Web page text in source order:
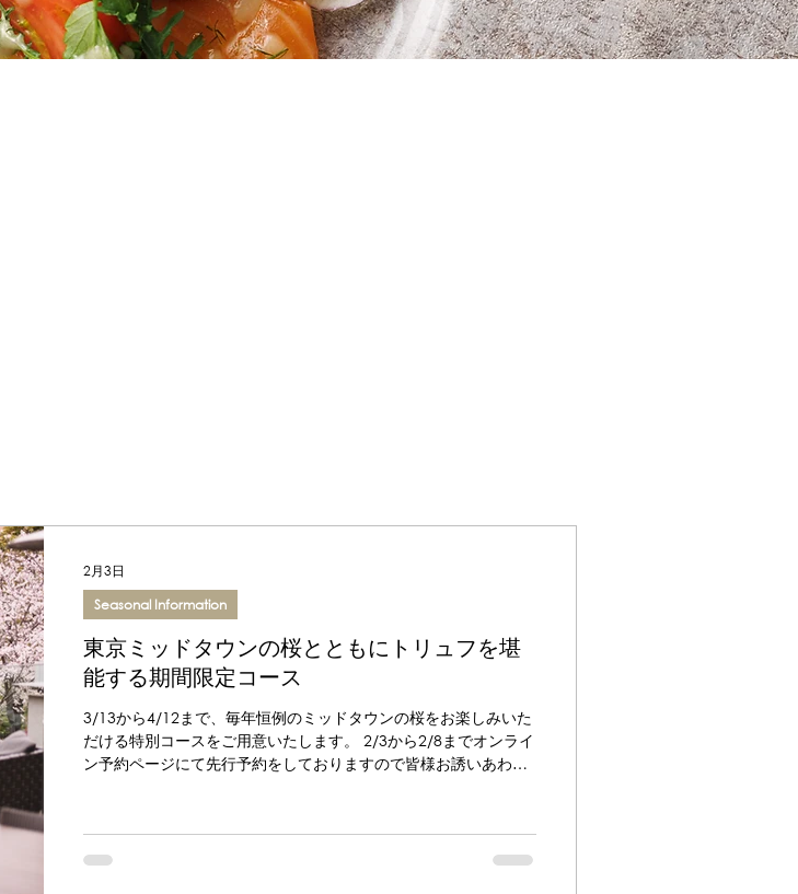
東京ミッドタウンの桜とともにトリュフを堪
能する期間限定コース
3/13から4/12まで、毎年恒例のミッドタウンの桜をお楽しみいた
だける特別コースをご用意いたします。 2/3から2/8までオンライ
ン予約ページにて先行予約をしておりますので皆様お誘いあわせ
す。 ※桜のライトアップ写真は過去の写真です。今年のライトア
ップとは異なります。
Seasonal Information
2月3日